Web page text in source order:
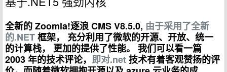
全新的 Zoomla!逐浪 CMS V8.5.0, 由于采用了全新
的.NET框架， 充分利用了微软的开源、开放、统一
的计算栈， 更加的提供了性能。 我们可以看一篇
2003 年的技术评论， 即对.net技术有着客观赞扬的评